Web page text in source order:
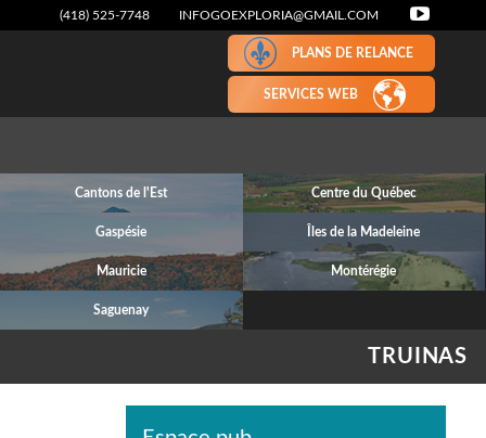
(418) 525-7748 INFOGOEXPLORIA@GMAIL.COM
PLANS DE RELANCE
SERVICES WEB
Cantons de l'Est Centre du Québec
Gaspésie Îles de la Madeleine
Mauricie Montérégie
Saguenay
TRUINAS